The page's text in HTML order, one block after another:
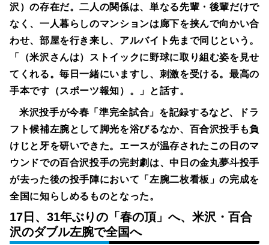
沢）の存在だ。二人の関係は、単なる先輩・後輩だけで
なく、一人暮らしのマンションは廊下を挟んで向かい合
わせ、部屋を行き来し、アルバイト先まで同じという。
「（米沢さんは）ストイックに野球に取り組む姿を見せ
てくれる。毎日一緒にいますし、刺激を受ける。最高の
手本です（スポーツ報知）。」と話す。
米沢投手が今春「準完全試合」を記録するなど、ドラ
フト候補左腕として脚光を浴びるなか、百合沢投手も負
けじと牙を研いできた。エースが温存されたこの日のマ
ウンドでの百合沢投手の完封劇は、中日の金丸夢斗投手
が去った後の投手陣において「左腕二枚看板」の完成を
全国に知らしめるものとなった。
17日、31年ぶりの「春の頂」へ、米沢・百合
沢のダブル左腕で全国へ